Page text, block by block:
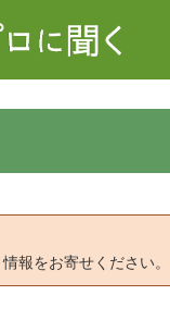
報をお寄せください。